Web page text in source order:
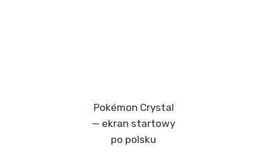
Pokémon Crystal
— ekran startowy
po polsku